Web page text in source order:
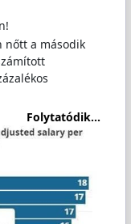
nőtt a második
Folytatódik...